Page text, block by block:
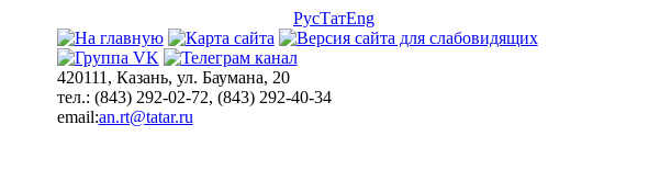
РусТатEng
420111, Казань, ул. Баумана, 20
тел.: (843) 292-02-72, (843) 292-40-34
email:an.rt@tatar.ru